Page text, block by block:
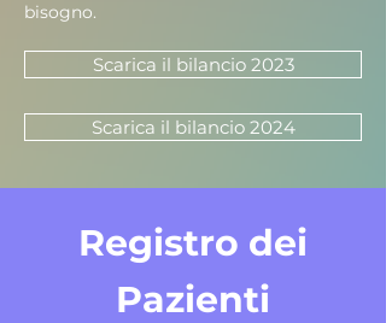
bisogno.
Scarica il bilancio 2023
Scarica il bilancio 2024
Registro dei
Pazienti